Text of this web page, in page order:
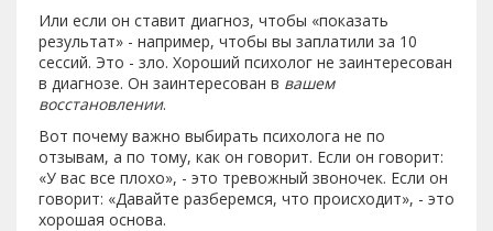
Или если он ставит диагноз, чтобы «показать
результат» - например, чтобы вы заплатили за 10
сессий. Это - зло. Хороший психолог не заинтересован
в диагнозе. Он заинтересован в вашем
восстановлении.
Вот почему важно выбирать психолога не по
отзывам, а по тому, как он говорит. Если он говорит:
«У вас все плохо», - это тревожный звоночек. Если он
говорит: «Давайте разберемся, что происходит», - это
хорошая основа.